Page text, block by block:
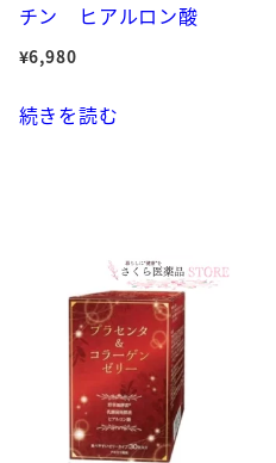
チン ヒアルロン酸
¥6,980
続きを読む